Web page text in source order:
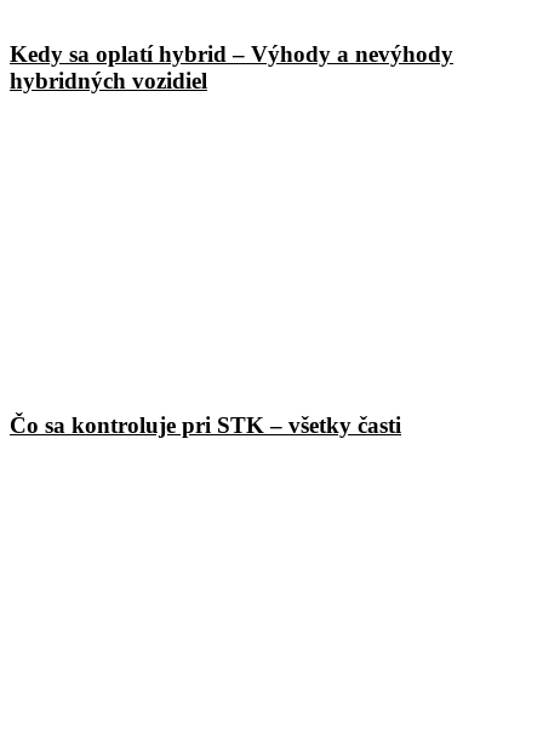
Kedy sa oplatí hybrid – Výhody a nevýhody
hybridných vozidiel
Čo sa kontroluje pri STK – všetky časti